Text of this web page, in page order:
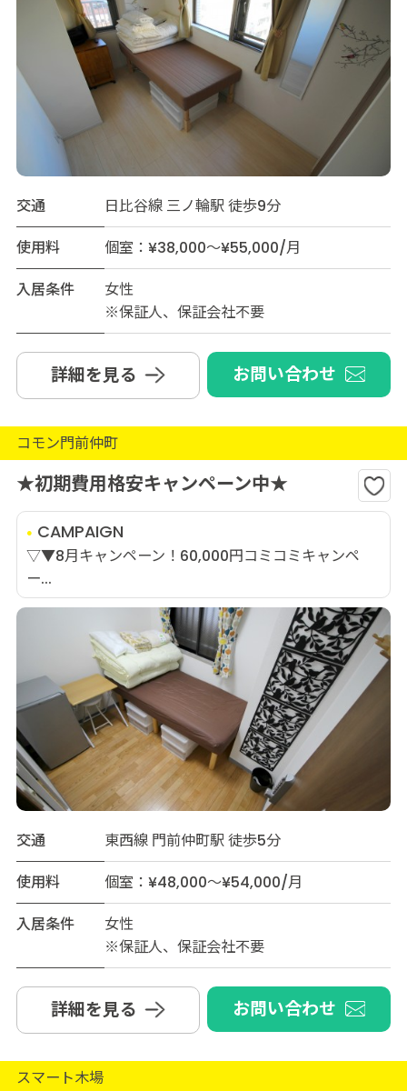
交通
日比谷線 三ノ輪駅 徒歩9分
使用料
個室：¥38,000～¥55,000/月
入居条件
女性
※保証人、保証会社不要
詳細を見る お問い合わせ
コモン門前仲町
★初期費用格安キャンペーン中★
CAMPAIGN
▽▼8月キャンペーン！60,000円コミコミキャンペ
ー...
交通
東西線 門前仲町駅 徒歩5分
使用料
個室：¥48,000～¥54,000/月
入居条件
女性
※保証人、保証会社不要
詳細を見る お問い合わせ
スマート木場